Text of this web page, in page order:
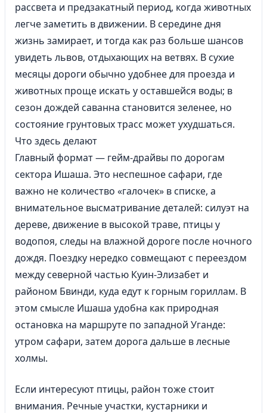
рассвета и предзакатный период, когда животных
легче заметить в движении. В середине дня
жизнь замирает, и тогда как раз больше шансов
увидеть львов, отдыхающих на ветвях. В сухие
месяцы дороги обычно удобнее для проезда и
животных проще искать у оставшейся воды; в
сезон дождей саванна становится зеленее, но
состояние грунтовых трасс может ухудшаться.
Что здесь делают
Главный формат — гейм-драйвы по дорогам
сектора Ишаша. Это неспешное сафари, где
важно не количество «галочек» в списке, а
внимательное высматривание деталей: силуэт на
дереве, движение в высокой траве, птицы у
водопоя, следы на влажной дороге после ночного
дождя. Поездку нередко совмещают с переездом
между северной частью Куин-Элизабет и
районом Бвинди, куда едут к горным гориллам. В
этом смысле Ишаша удобна как природная
остановка на маршруте по западной Уганде:
утром сафари, затем дорога дальше в лесные
холмы.
Если интересуют птицы, район тоже стоит
внимания. Речные участки, кустарники и